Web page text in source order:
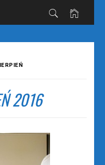
2016